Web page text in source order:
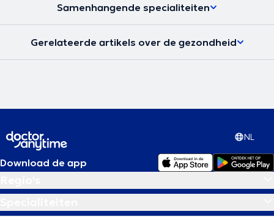
Samenhangende specialiteiten
Gerelateerde artikels over de gezondheid
NL
Download de app